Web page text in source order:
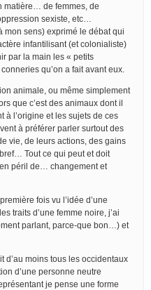
matière… de femmes, de
sexiste, etc…
mon sens) exprimé le débat qui
infantilisant (et colonialiste)
par la main les « petits
qu’on a fait avant eux.
animale, ou même simplement
que c’est des animaux dont il
à l’origine et les sujets de ces
à préférer parler surtout des
vie, de leurs actions, des gains
Tout ce qui peut et doit
péril de… changement et
fois vu l’idée d’une
traits d’une femme noire, j’ai
parlant, parce-que bon…) et
d’au moins tous les occidentaux
d’une personne neutre
je pense une forme